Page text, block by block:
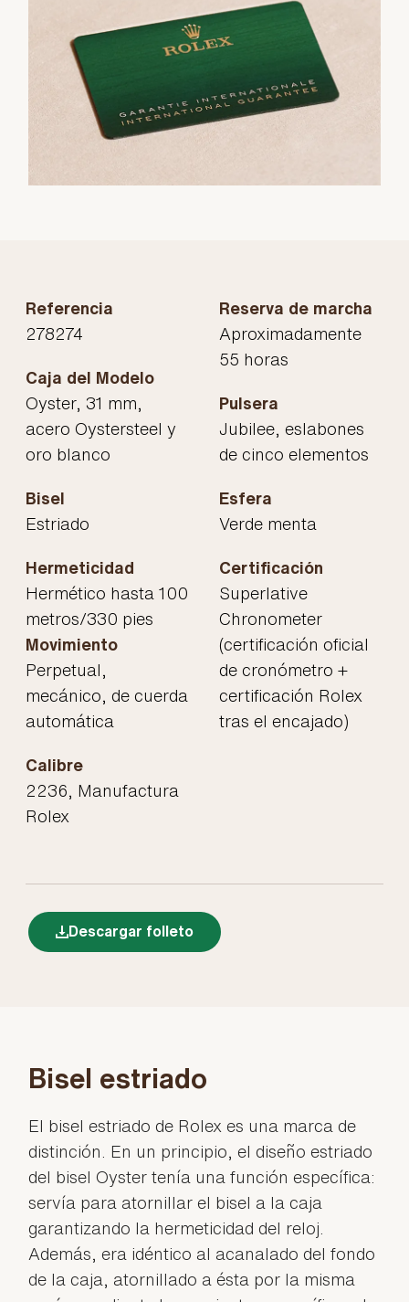
Referencia
278274
Caja del Modelo
Oyster, 31 mm,
acero Oystersteel y
oro blanco
Bisel
Estriado
Hermeticidad
Hermético hasta 100
metros/330 pies
Movimiento
Perpetual,
mecánico, de cuerda
automática
Calibre
2236, Manufactura
Rolex
Reserva de marcha
Aproximadamente
55 horas
Pulsera
Jubilee, eslabones
de cinco elementos
Esfera
Verde menta
Certificación
Superlative
Chronometer
(certificación oficial
de cronómetro +
certificación Rolex
tras el encajado)
Descargar folleto
Bisel estriado
El bisel estriado de Rolex es una marca de
distinción. En un principio, el diseño estriado
del bisel Oyster tenía una función específica:
servía para atornillar el bisel a la caja
garantizando la hermeticidad del reloj.
Además, era idéntico al acanalado del fondo
de la caja, atornillado a ésta por la misma